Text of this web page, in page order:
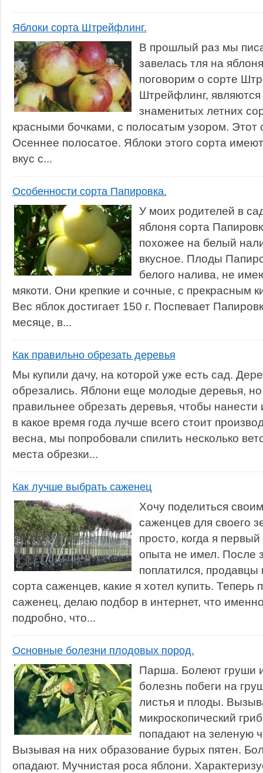
Яблоки сорта Штрейфлинг.
В прошлый раз мы
завелась тля на
поговорим о сорте
Штрейфлинг,
знаменитых летних
красными бочками, с полосатым узором.
Осеннее полосатое. Яблоки этого сорта
вкус с...
Особенности сорта Папировка.
У моих родителей в
яблоня сорта
похожее на белый
вкусное. Плоды
белого налива, не
мякоти. Они крепкие и сочные, с прекрасным
Вес яблок достигает 150 г. Поспевает
месяце, в...
Как правильно обрезать деревья
Мы купили дачу, на которой уже есть сад.
обрезались. Яблони еще молодые деревья,
правильнее обрезать деревья, чтобы
в какое время года лучше всего стоит
весна, мы попробовали спилить несколько
места обрезки...
Как лучше выбрать саженец
Хочу поделиться
саженцев для своего
просто, когда я
опыта не имел. После
поплатился,
сорта саженцев, какие я хотел купить. Теперь
саженец, делаю подбор в интернет, что
подробно, что...
Основные болезни плодовых пород.
Парша. Болеют груши
болезнь побеги на
листья и плоды.
микроскопический
попадают на зеленую
Вызывая на них образование бурых пятен.
опадают. Мучнистая роса яблони.